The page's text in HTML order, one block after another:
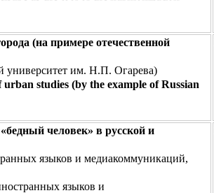
(на примере отечественной
университет им. Н.П. Огарева)
studies (by the example of Russian
человек» в русской и
языков и медиакоммуникаций,
языков и